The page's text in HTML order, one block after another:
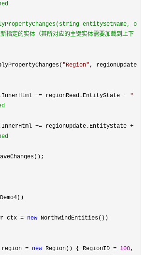
entitySetName, o
定的实体（其所对应的主键实体需要加载到上下
"Region", regionUpdate
+= regionRead.EntityState + "
+= regionUpdate.EntityState +
Demo4()
ctx = new NorthwindEntities())
= new Region() { RegionID = 100,